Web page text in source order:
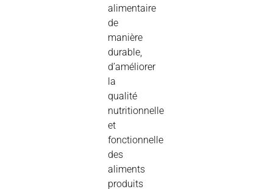
alimentaire
de
manière
durable,
d’améliorer
la
qualité
nutritionnelle
et
fonctionnelle
des
aliments
produits